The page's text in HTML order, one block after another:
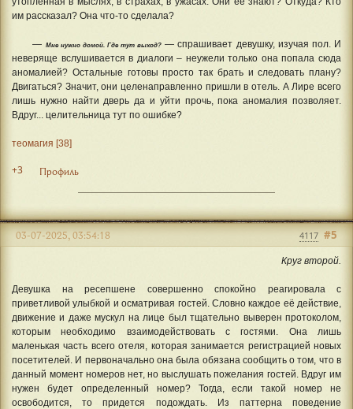
им рассказал? Она что-то сделала?
— Мне нужно домой. Где тут выход? — спрашивает девушку, изучая пол. И
неверяще вслушивается в диалоги – неужели только она попала сюда
аномалией? Остальные готовы просто так брать и следовать плану?
Двигаться? Значит, они целенаправленно пришли в отель. А Лире всего
лишь нужно найти дверь да и уйти прочь, пока аномалия позволяет.
Вдруг... целительница тут по ошибке?
теомагия [38]
+3 Профиль
#5
03-07-2025, 03:54:18 4117
Круг второй.
Девушка на ресепшене совершенно спокойно реагировала с
приветливой улыбкой и осматривая гостей. Словно каждое её действие,
движение и даже мускул на лице был тщательно выверен протоколом,
которым необходимо взаимодействовать с гостями. Она лишь
маленькая часть всего отеля, которая занимается регистрацией новых
посетителей. И первоначально она была обязана сообщить о том, что в
данный момент номеров нет, но выслушать пожелания гостей. Вдруг им
нужен будет определенный номер? Тогда, если такой номер не
освободится, то придется подождать. Из паттерна поведение